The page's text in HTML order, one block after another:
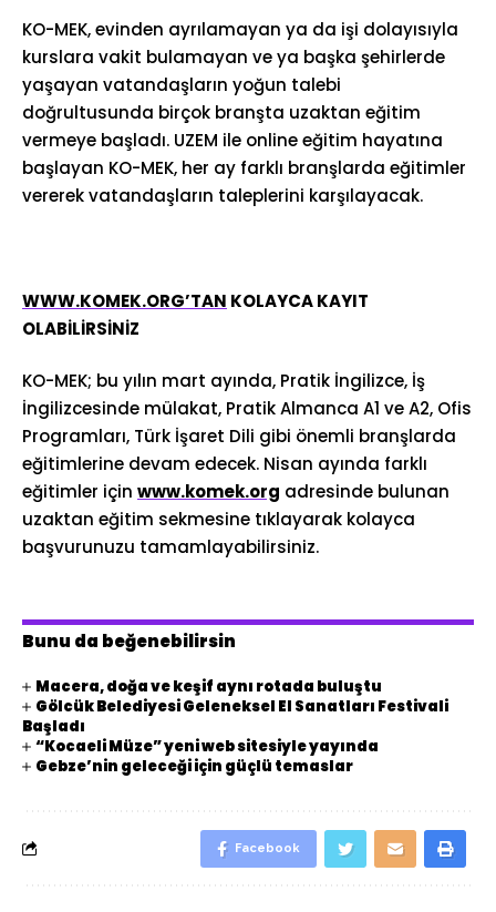
KO-MEK, evinden ayrılamayan ya da işi dolayısıyla
kurslara vakit bulamayan ve ya başka şehirlerde
yaşayan vatandaşların yoğun talebi
doğrultusunda birçok branşta uzaktan eğitim
vermeye başladı. UZEM ile online eğitim hayatına
başlayan KO-MEK, her ay farklı branşlarda eğitimler
vererek vatandaşların taleplerini karşılayacak.
WWW.KOMEK.ORG’TAN KOLAYCA KAYIT
OLABİLİRSİNİZ
KO-MEK; bu yılın mart ayında, Pratik İngilizce, İş
İngilizcesinde mülakat, Pratik Almanca A1 ve A2, Ofis
Programları, Türk İşaret Dili gibi önemli branşlarda
eğitimlerine devam edecek. Nisan ayında farklı
eğitimler için www.komek.org adresinde bulunan
uzaktan eğitim sekmesine tıklayarak kolayca
başvurunuzu tamamlayabilirsiniz.
Bunu da beğenebilirsin
Macera, doğa ve keşif aynı rotada buluştu
Gölcük Belediyesi Geleneksel El Sanatları Festivali
Başladı
“Kocaeli Müze” yeni web sitesiyle yayında
Gebze’nin geleceği için güçlü temaslar
Facebook